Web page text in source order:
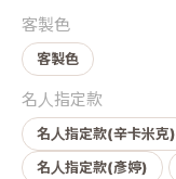
客製色
客製色
名人指定款
名人指定款(辛卡米克)
名人指定款(彥婷)